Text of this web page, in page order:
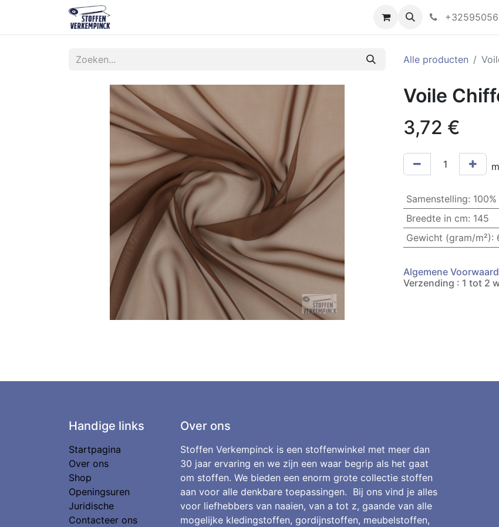
Alle producten
Voile
3,72 €
m
Samenstelling: 100%
Breedte in cm: 145
Gewicht (gram/m²):
Algemene
Verzending : 1 tot 2
Handige links
Startpagina
Over ons
Shop
Openingsuren
Juridische
Contacteer ons
Over ons
Stoffen Verkempinck is een stoffenwinkel met meer dan
30 jaar ervaring en we zijn een waar begrip als het gaat
om stoffen. We bieden een enorm grote collectie stoffen
aan voor alle denkbare toepassingen. Bij ons vind je alles
voor liefhebbers van naaien, van a tot z, gaande van alle
mogelijke kledingstoffen, gordijnstoffen, meubelstoffen,